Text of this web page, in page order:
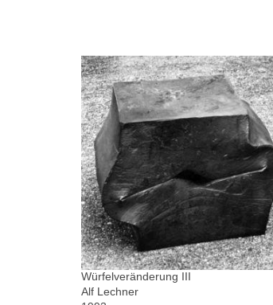
Würfelveränderung III
Alf Lechner